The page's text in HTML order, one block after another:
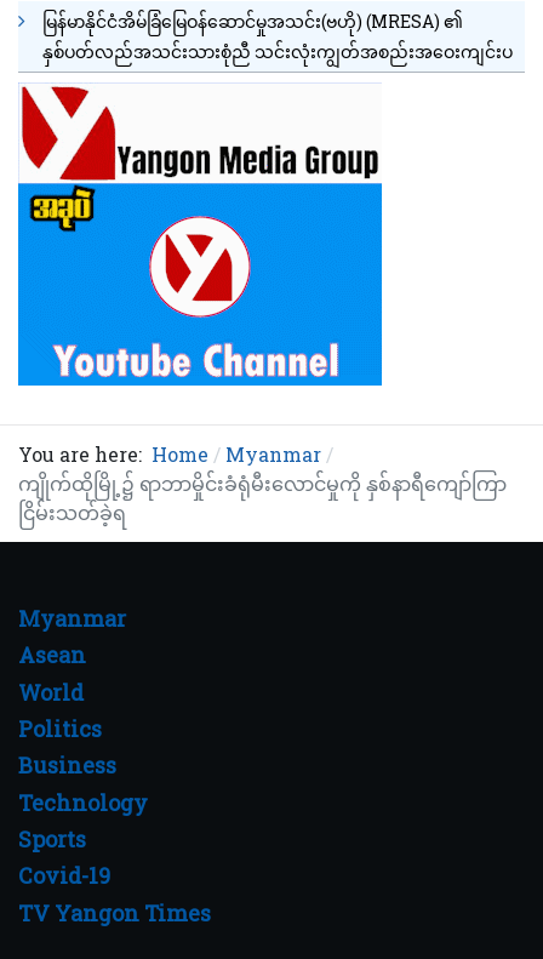
မြန်မာနိုင်ငံအိမ်ခြံမြေဝန်ဆောင်မှုအသင်း(ဗဟို) (MRESA) ၏
နှစ်ပတ်လည်အသင်းသားစုံညီ သင်းလုံးကျွတ်အစည်းအဝေးကျင်းပ
You are here: Home
Myanmar
ကျိုက်ထိုမြို့၌ ရာဘာမှိုင်းခံရုံမီးလောင်မှုကို နှစ်နာရီကျော်ကြာ
ငြိမ်းသတ်ခဲ့ရ
Myanmar
Asean
World
Politics
Business
Technology
Sports
Covid-19
TV Yangon Times